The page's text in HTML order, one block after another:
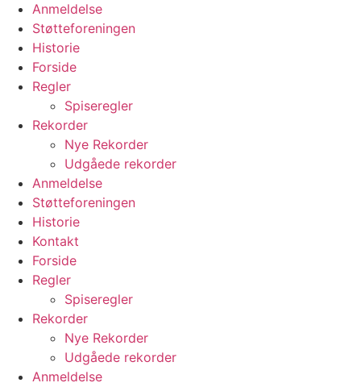
Anmeldelse
Støtteforeningen
Historie
Forside
Regler
Spiseregler
Rekorder
Nye Rekorder
Udgåede rekorder
Anmeldelse
Støtteforeningen
Historie
Kontakt
Forside
Regler
Spiseregler
Rekorder
Nye Rekorder
Udgåede rekorder
Anmeldelse